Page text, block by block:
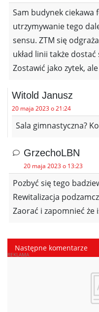
Sam budynek ciekawa
utrzymywanie tego
sensu. ZTM się
układ linii także
Zostawić jako zytek,
Witold Janusz
20 maja 2023 o 21:24
Sala gimnastyczna?
GrzechoLBN
20 maja 2023 o 13:23
Pozbyć się tego
Rewitalizacja
Zaorać i zapomnieć że
Następne komentarze